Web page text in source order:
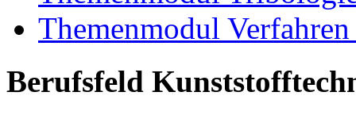
Themenmodul
Berufsfeld